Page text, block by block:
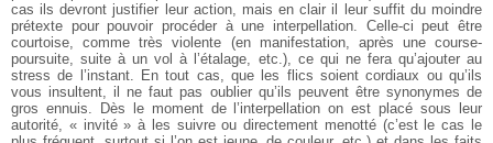
cas ils devront justifier leur action, mais en clair il leur suffit du moindre
prétexte pour pouvoir procéder à une interpellation. Celle-ci peut être
courtoise, comme très violente (en manifestation, après une course-
poursuite, suite à un vol à l’étalage, etc.), ce qui ne fera qu’ajouter au
stress de l’instant. En tout cas, que les flics soient cordiaux ou qu’ils
vous insultent, il ne faut pas oublier qu’ils peuvent être synonymes de
gros ennuis. Dès le moment de l’interpellation on est placé sous leur
autorité, « invité » à les suivre ou directement menotté (c’est le cas le